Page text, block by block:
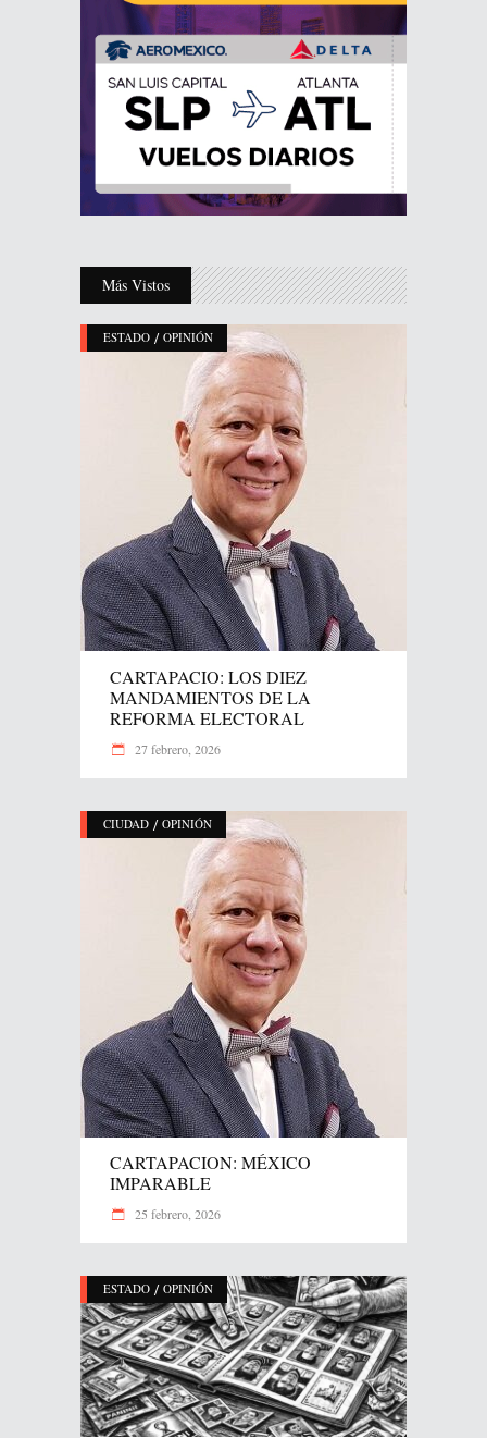
Más Vistos
ESTADO / OPINIÓN
CARTAPACIO: LOS DIEZ
MANDAMIENTOS DE LA
REFORMA ELECTORAL
27 febrero, 2026
CIUDAD / OPINIÓN
CARTAPACION: MÉXICO
IMPARABLE
25 febrero, 2026
ESTADO / OPINIÓN